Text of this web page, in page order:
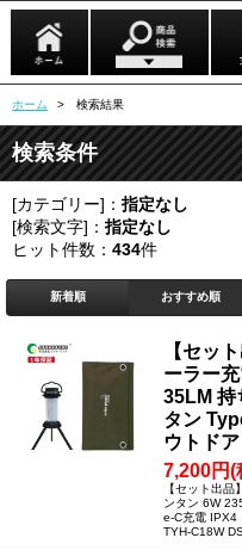
ホーム > 検索結果
検索条件
[カテゴリー]： 指定なし
[検索文字]： 指定なし
ヒット件数： 434件
新着順 おすすめ順
【セッ
ーラー
35LM 持
タン
ウトド
7,200円(
【セット出
ンタン 6W
e-C充電 IPX4
TYH-C18W